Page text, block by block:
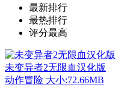
最新排行
最热排行
评分最高
未变异者2无限血汉化版
动作冒险 大小:72.66MB